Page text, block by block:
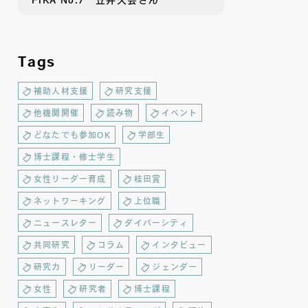
Tags
補助人材支援 研究支援
他機関開催 読み物 イベント
どなたでも参加OK 学部生
博士課程・修士学生
女性リーダー育成 桂田賞
ネットワーキング 上位職
ニュースレター ダイバーシティ
共同研究 コラム インタビュー
研究力 リーダー ジェンダー
女性 研究者 博士課程